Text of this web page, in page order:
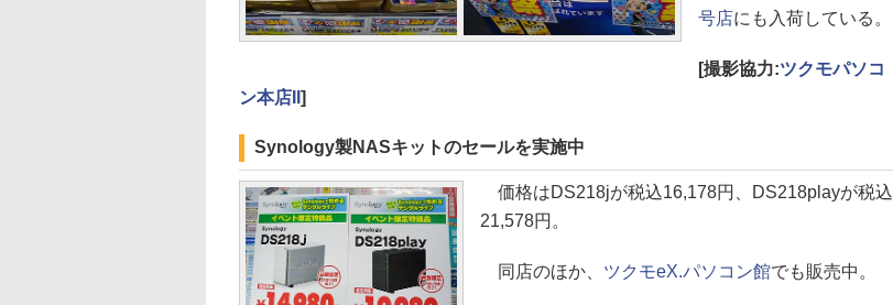
号店にも入荷している。
[撮影協力:ツクモパソコ
ン本店II ]
Synology製NASキットのセールを実施中
価格はDS218jが税込16,178円、DS218playが税込
21,578円。
同店のほか、 ツクモeX.パソコン館でも販売中。